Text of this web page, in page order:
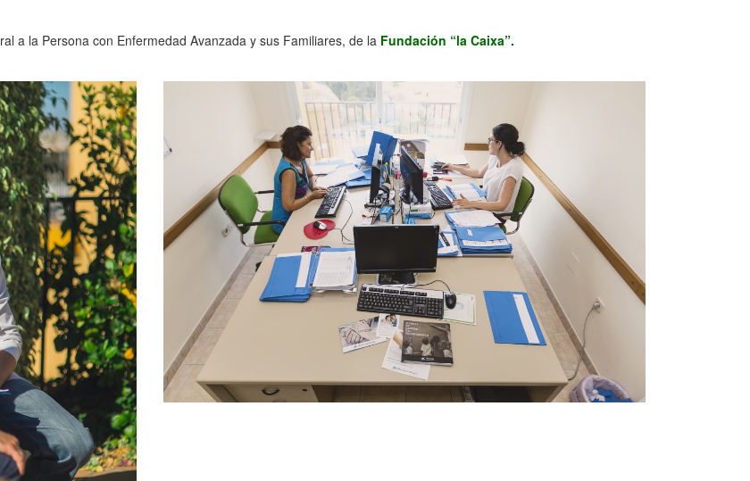
a la Persona con Enfermedad Avanzada y sus Familiares, de la Fundación “la Caixa”.